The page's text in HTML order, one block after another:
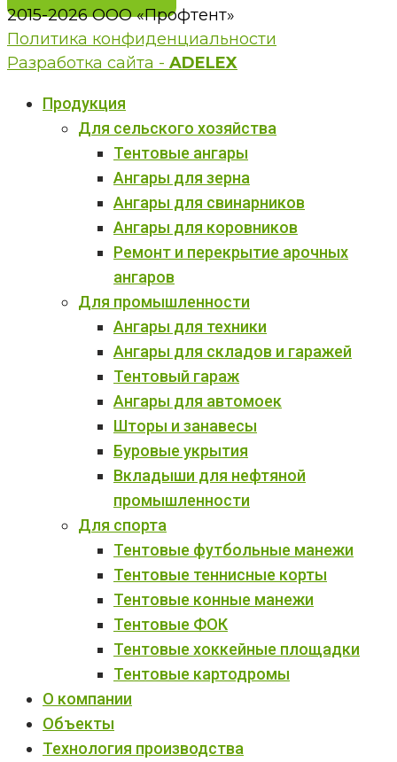
2015-2026 ООО «Профтент»
Политика конфиденциальности
Разработка сайта - ADELEX
Продукция
Для сельского хозяйства
Тентовые ангары
Ангары для зерна
Ангары для свинарников
Ангары для коровников
Ремонт и перекрытие арочных
ангаров
Для промышленности
Ангары для техники
Ангары для складов и гаражей
Тентовый гараж
Ангары для автомоек
Шторы и занавесы
Буровые укрытия
Вкладыши для нефтяной
промышленности
Для спорта
Тентовые футбольные манежи
Тентовые теннисные корты
Тентовые конные манежи
Тентовые ФОК
Тентовые хоккейные площадки
Тентовые картодромы
О компании
Объекты
Технология производства